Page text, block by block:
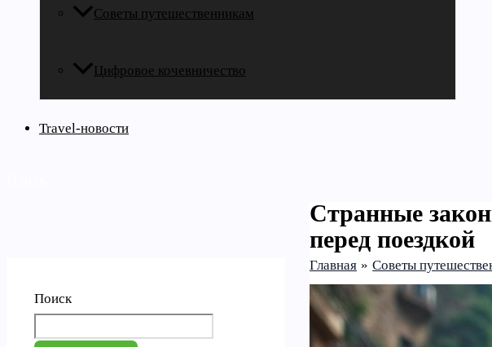
Советы путешественникам
Цифровое кочевничество
Travel-новости
Поиск
Странные
перед поездкой
Главная Советы